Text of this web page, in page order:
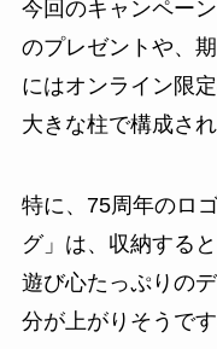
今回のキャンペー
のプレゼントや、
にはオンライン限
大きな柱で構成さ
特に、75周年のロ
グ」は、収納する
遊び心たっぷりの
分が上がりそうです